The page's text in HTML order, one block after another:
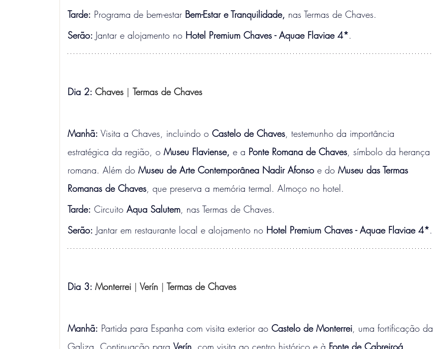
Tarde: Programa de bem-estar Bem-Estar e Tranquilidade, nas Termas de Chaves.
Serão: Jantar e alojamento no Hotel Premium Chaves - Aquae Flaviae 4*.
Dia 2: Chaves | Termas de Chaves
Manhã: Visita a Chaves, incluindo o Castelo de Chaves, testemunho da importância
estratégica da região, o Museu Flaviense, e a Ponte Romana de Chaves, símbolo da herança
romana. Além do Museu de Arte Contemporânea Nadir Afonso e do Museu das Termas
Romanas de Chaves, que preserva a memória termal. Almoço no hotel.
Tarde: Circuito Aqua Salutem, nas Termas de Chaves.
Serão: Jantar em restaurante local e alojamento no Hotel Premium Chaves - Aquae Flaviae 4*.
Dia 3: Monterrei | Verín | Termas de Chaves
Manhã: Partida para Espanha com visita exterior ao Castelo de Monterrei, uma fortificação da
Galiza. Continuação para Verín, com visita ao centro histórico e à Fonte de Cabreiroá,